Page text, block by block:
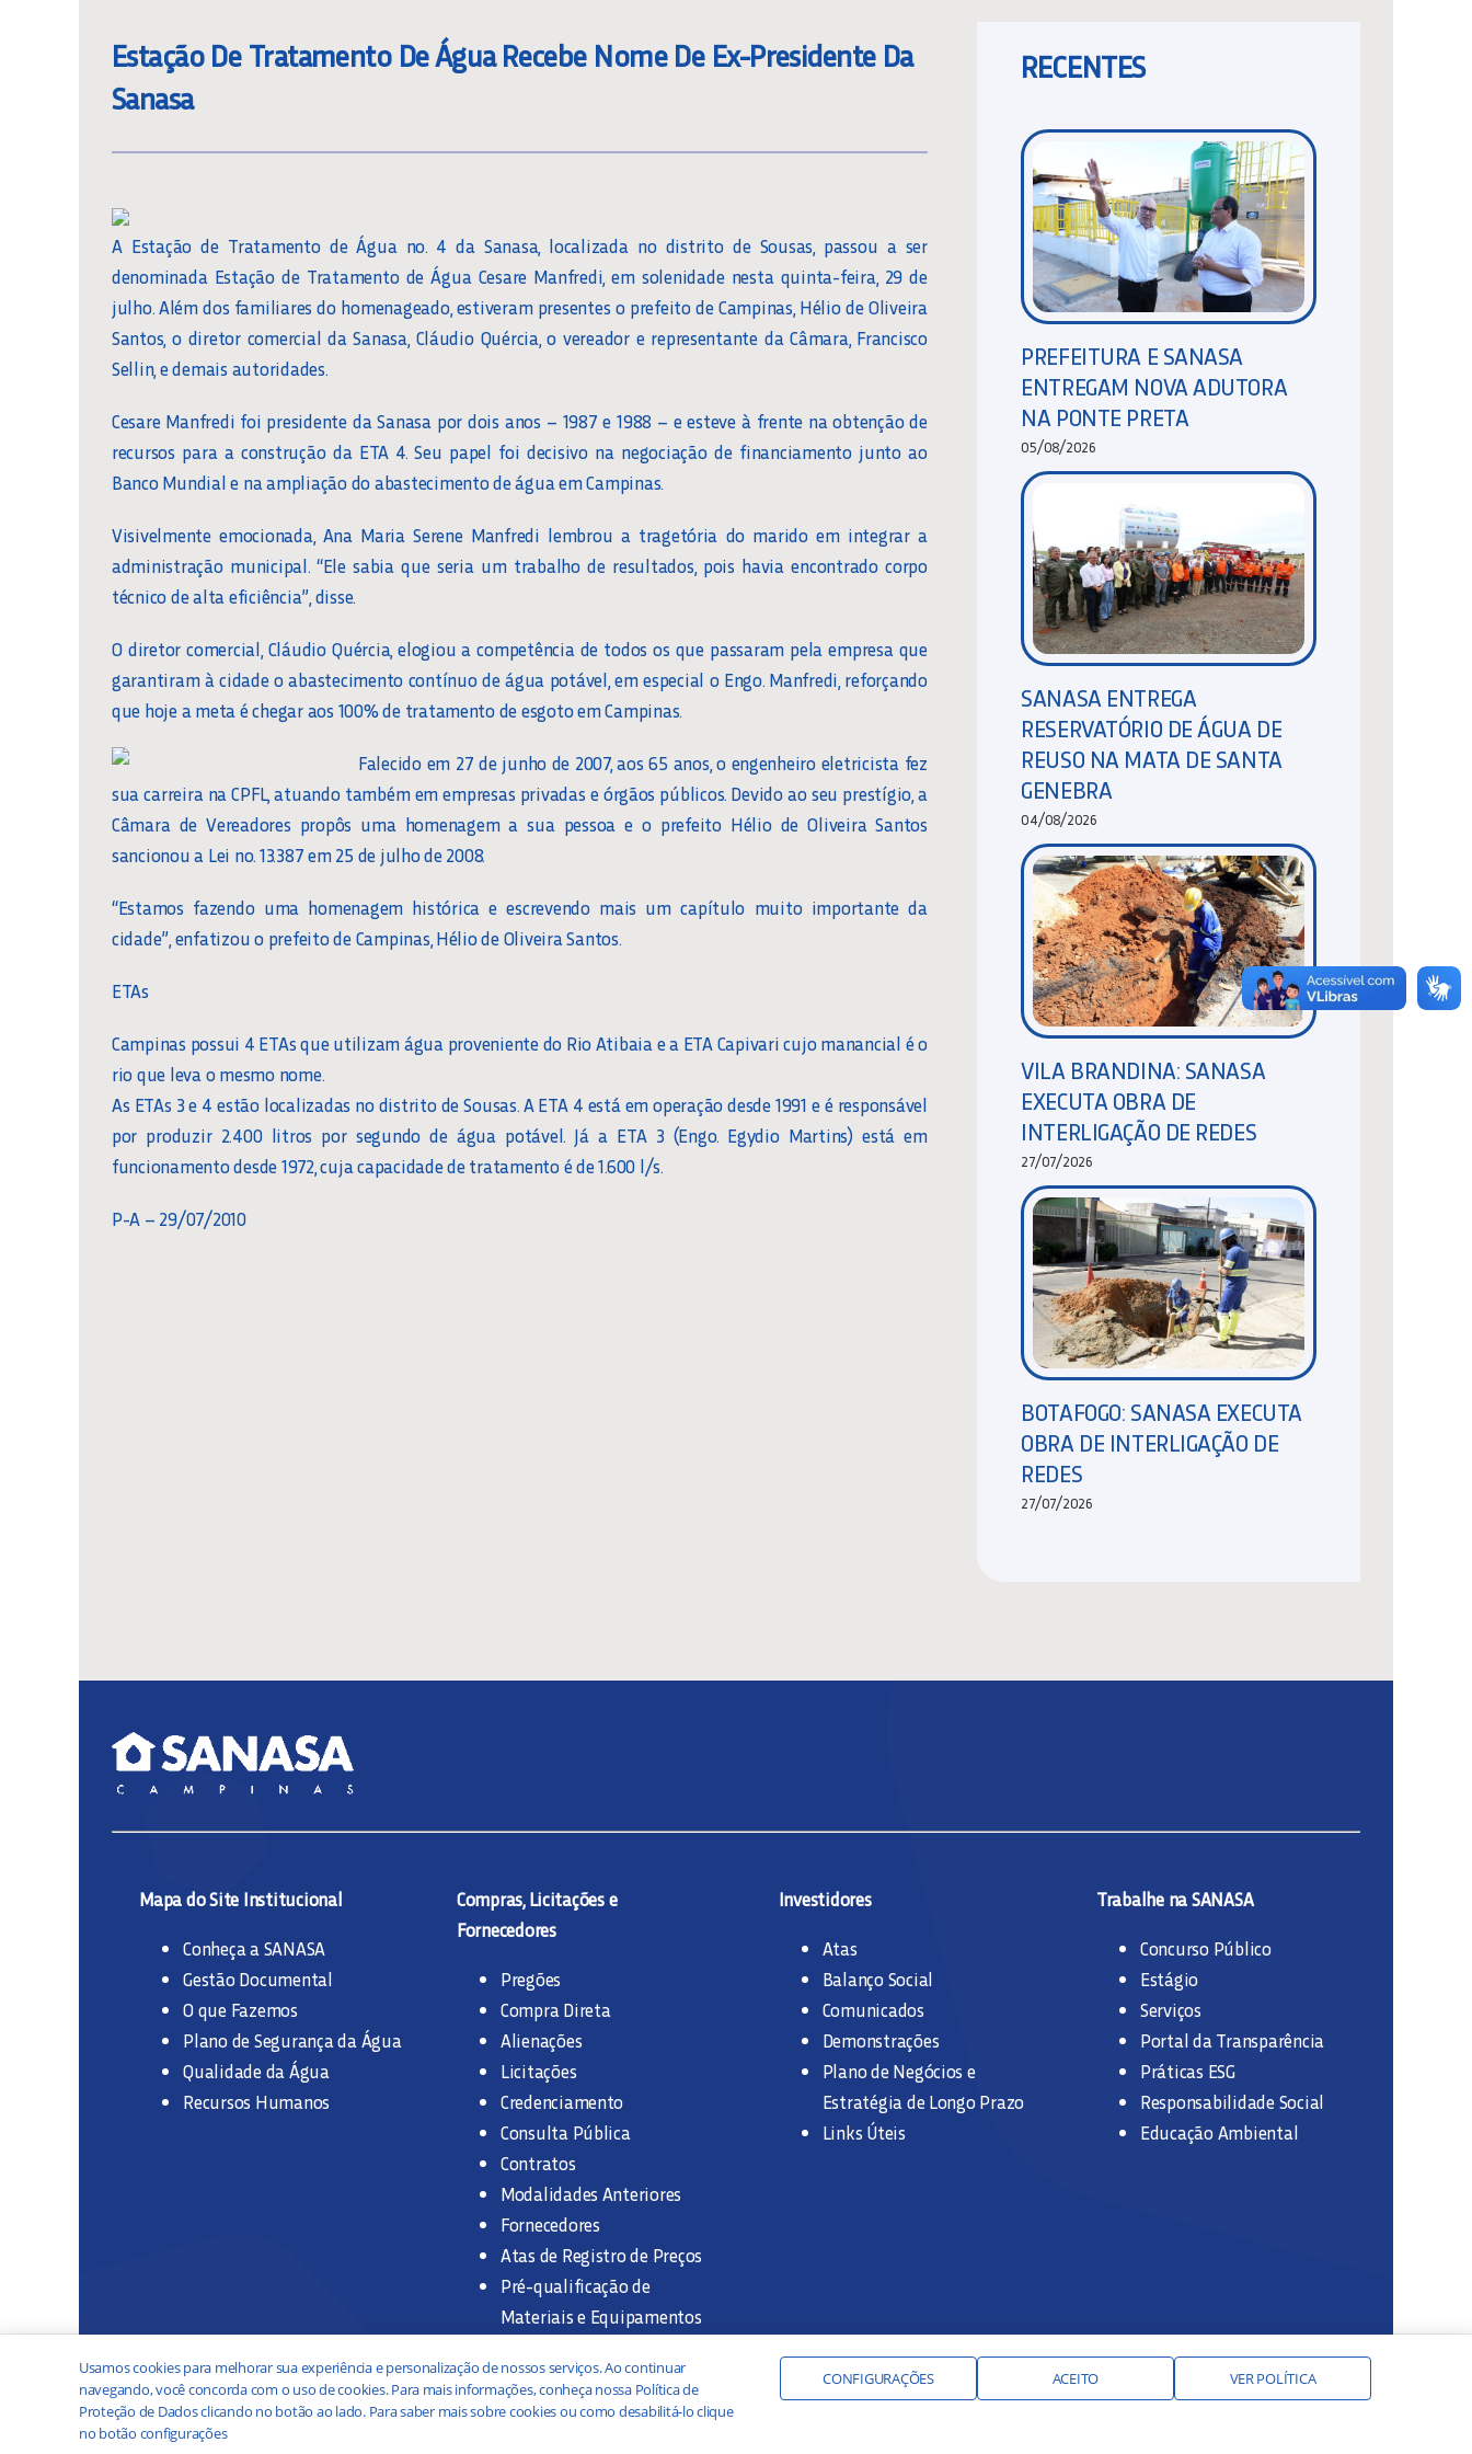
Estação De Tratamento De Água Recebe Nome De Ex-Presidente Da
Sanasa
A Estação de Tratamento de Água no. 4 da Sanasa, localizada no distrito de Sousas, passou a ser
denominada Estação de Tratamento de Água Cesare Manfredi, em solenidade nesta quinta-feira, 29 de
julho. Além dos familiares do homenageado, estiveram presentes o prefeito de Campinas, Hélio de Oliveira
Santos, o diretor comercial da Sanasa, Cláudio Quércia, o vereador e representante da Câmara, Francisco
Sellin, e demais autoridades.
Cesare Manfredi foi presidente da Sanasa por dois anos – 1987 e 1988 – e esteve à frente na obtenção de
recursos para a construção da ETA 4. Seu papel foi decisivo na negociação de financiamento junto ao
Banco Mundial e na ampliação do abastecimento de água em Campinas.
Visivelmente emocionada, Ana Maria Serene Manfredi lembrou a tragetória do marido em integrar a
administração municipal. “Ele sabia que seria um trabalho de resultados, pois havia encontrado corpo
técnico de alta eficiência”, disse.
O diretor comercial, Cláudio Quércia, elogiou a competência de todos os que passaram pela empresa que
garantiram à cidade o abastecimento contínuo de água potável, em especial o Engo. Manfredi, reforçando
que hoje a meta é chegar aos 100% de tratamento de esgoto em Campinas.
Falecido em 27 de junho de 2007, aos 65 anos, o engenheiro eletricista fez
sua carreira na CPFL, atuando também em empresas privadas e órgãos públicos. Devido ao seu prestígio, a
Câmara de Vereadores propôs uma homenagem a sua pessoa e o prefeito Hélio de Oliveira Santos
sancionou a Lei no. 13.387 em 25 de julho de 2008.
“Estamos fazendo uma homenagem histórica e escrevendo mais um capítulo muito importante da
cidade”, enfatizou o prefeito de Campinas, Hélio de Oliveira Santos.
ETAs
Campinas possui 4 ETAs que utilizam água proveniente do Rio Atibaia e a ETA Capivari cujo manancial é o
rio que leva o mesmo nome.
As ETAs 3 e 4 estão localizadas no distrito de Sousas. A ETA 4 está em operação desde 1991 e é responsável
por produzir 2.400 litros por segundo de água potável. Já a ETA 3 (Engo. Egydio Martins) está em
funcionamento desde 1972, cuja capacidade de tratamento é de 1.600 l/s.
P-A – 29/07/2010
RECENTES
PREFEITURA E SANASA
ENTREGAM NOVA ADUTORA
NA PONTE PRETA
05/08/2026
SANASA ENTREGA
RESERVATÓRIO DE ÁGUA DE
REUSO NA MATA DE SANTA
GENEBRA
04/08/2026
VILA BRANDINA: SANASA
EXECUTA OBRA DE
INTERLIGAÇÃO DE REDES
27/07/2026
BOTAFOGO: SANASA EXECUTA
OBRA DE INTERLIGAÇÃO DE
REDES
27/07/2026
Mapa do Site Institucional
Conheça a SANASA
Gestão Documental
O que Fazemos
Plano de Segurança da Água
Qualidade da Água
Recursos Humanos
Compras, Licitações e
Fornecedores
Pregões
Compra Direta
Alienações
Licitações
Credenciamento
Consulta Pública
Contratos
Modalidades Anteriores
Fornecedores
Atas de Registro de Preços
Pré-qualificação de
Materiais e Equipamentos
Documentação Interna
Investidores
Atas
Balanço Social
Comunicados
Demonstrações
Plano de Negócios e
Estratégia de Longo Prazo
Links Úteis
Trabalhe na SANASA
Concurso Público
Estágio
Serviços
Portal da Transparência
Práticas ESG
Responsabilidade Social
Educação Ambiental
Usamos cookies para melhorar sua experiência e personalização de nossos serviços. Ao continuar
navegando, você concorda com o uso de cookies. Para mais informações, conheça nossa Política de
Proteção de Dados clicando no botão ao lado. Para saber mais sobre cookies ou como desabilitá-lo clique
no botão configurações
CONFIGURAÇÕES ACEITO VER POLÍTICA